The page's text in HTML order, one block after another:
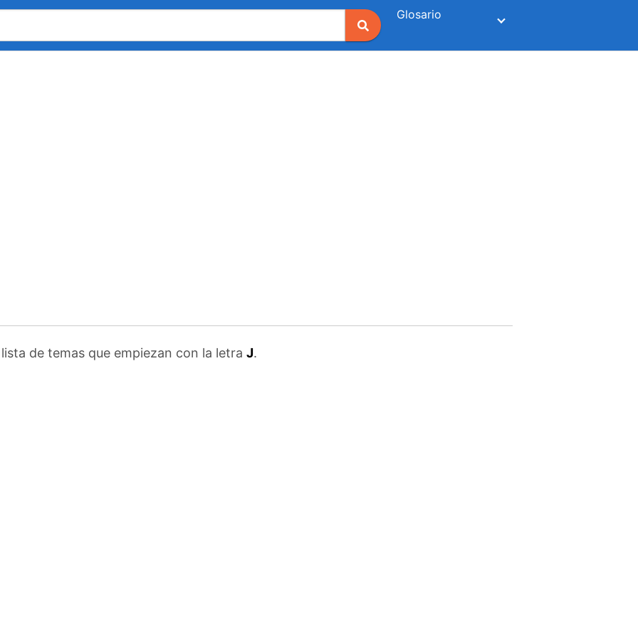
Glosario
de temas que empiezan con la letra J.